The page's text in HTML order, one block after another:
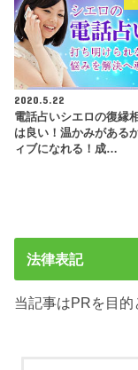
2020.5.22
電話占いシエロの復縁
は良い！温かみがある
ィブになれる！成…
法律表記
当記事はPRを目的